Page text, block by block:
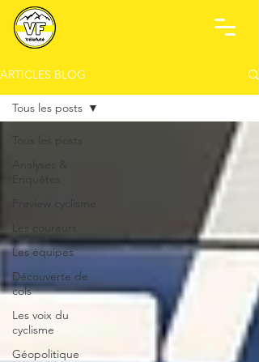
ARTICLES BLOG
Tous les posts
Analyses &
Les équipes
Découverte de
cols
Les voix du
cyclisme
Géopolitique
Tous les posts